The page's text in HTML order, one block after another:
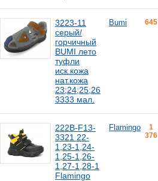
3223-11
серый/
горчичный
BUMI лето
туфли
иск.кожа
нат.кожа
23;24;25;26
3333 мал.
Bumi 645
222B-F13-
3321 22-
1,23-1,24-
1,25-1,26-
1,27-1,28-1
Flamingo
Flamingo
1
376